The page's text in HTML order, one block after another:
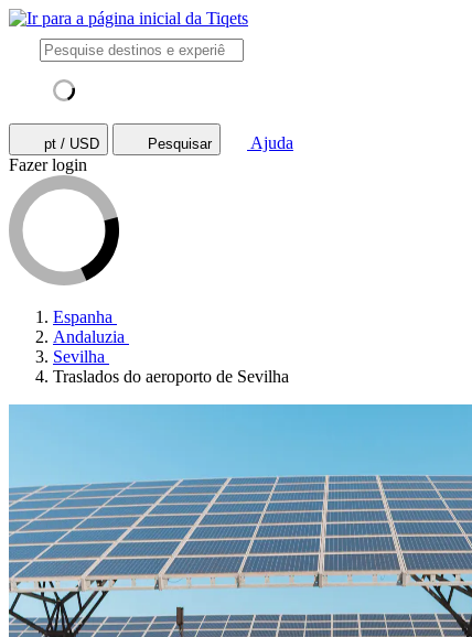
pt / USD Pesquisar
Ajuda
Fazer login
Espanha
Andaluzia
Sevilha
Traslados do aeroporto de Sevilha